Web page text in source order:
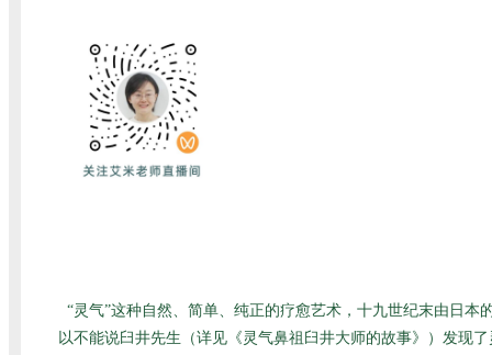
“灵气”这种自然、简单、纯正的疗愈艺术，十九世纪末由日
以不能说臼井先生（详见 《灵气鼻祖臼井大师的故事》
）发现